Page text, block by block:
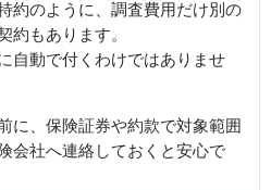
約のように、調査費用だけ別の
約もあります。
自動で付くわけではありませ
に、保険証券や約款で対象範囲
会社へ連絡しておくと安心で